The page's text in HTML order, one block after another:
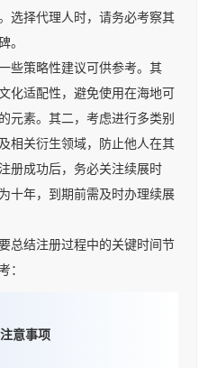
选择代理人时，请务必考察其
。
策略性建议可供参考。其
化适配性，避免使用在海地可
元素。其二，考虑进行多类别
相关衍生领域，防止他人在其
册成功后，务必关注续展时
十年，到期前需及时办理续展
结注册过程中的关键时间节
：
意事项